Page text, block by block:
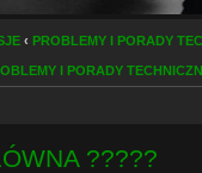
‹ PROBLEMY I PORADY
I PORADY
?????